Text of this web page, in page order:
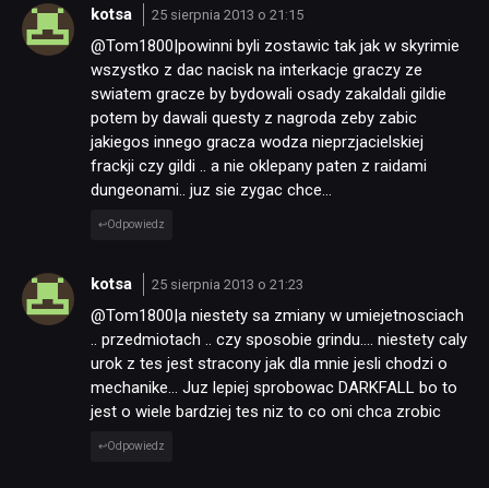
kotsa 25 sierpnia 2013 o 21:15
@Tom1800|powinni byli zostawic tak jak w skyrimie
wszystko z dac nacisk na interkacje graczy ze
swiatem gracze by bydowali osady zakaldali gildie
potem by dawali questy z nagroda zeby zabic
jakiegos innego gracza wodza nieprzjacielskiej
frackji czy gildi .. a nie oklepany paten z raidami
dungeonami.. juz sie zygac chce…
Odpowiedz
kotsa 25 sierpnia 2013 o 21:23
@Tom1800|a niestety sa zmiany w umiejetnosciach
.. przedmiotach .. czy sposobie grindu…. niestety caly
urok z tes jest stracony jak dla mnie jesli chodzi o
mechanike… Juz lepiej sprobowac DARKFALL bo to
jest o wiele bardziej tes niz to co oni chca zrobic
Odpowiedz